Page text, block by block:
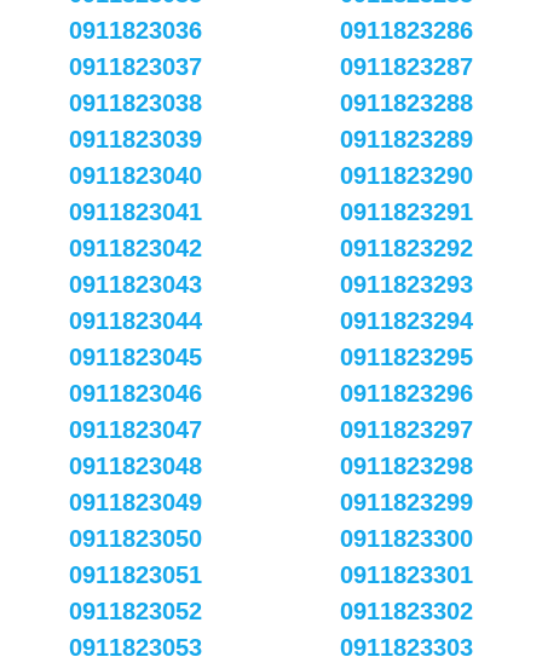
0911823036
0911823037
0911823038
0911823039
0911823040
0911823041
0911823042
0911823043
0911823044
0911823045
0911823046
0911823047
0911823048
0911823049
0911823050
0911823051
0911823052
0911823053
0911823286
0911823287
0911823288
0911823289
0911823290
0911823291
0911823292
0911823293
0911823294
0911823295
0911823296
0911823297
0911823298
0911823299
0911823300
0911823301
0911823302
0911823303